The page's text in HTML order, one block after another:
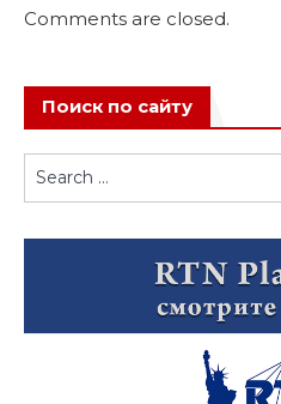
Comments are closed.
Поиск по сайту
Search
for: